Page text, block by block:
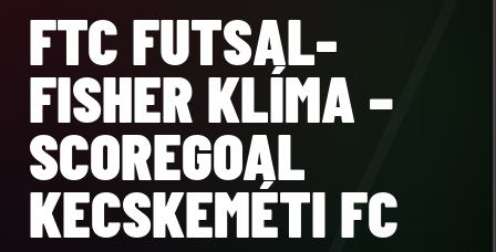
FTC FUTSAL-
FISHER KLÍMA –
SCOREGOAL
KECSKEMÉTI FC